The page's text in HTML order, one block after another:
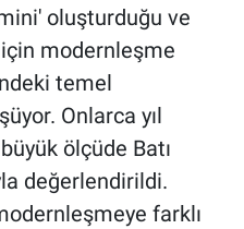
oluşturduğu ve
modernleşme
temel
Onlarca yıl
ölçüde Batı
değerlendirildi.
farklı